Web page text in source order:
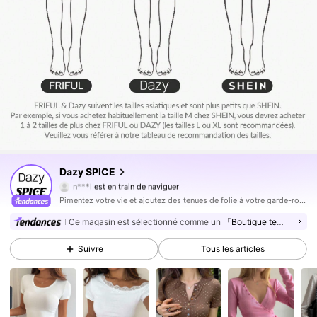
Dazy SPICE
4,84
2M Suiveurs
n***l est en train de naviguer
4,84 2M Suiveurs
4,84 2M Suiveurs
4,84 2M Suiveurs
4,84 2M Suiveurs
Pimentez votre vie et ajoutez des tenues de folie à votre garde-robe.
Ce magasin est sélectionné comme un 「Boutique tendance」
Suivre Tous les articles